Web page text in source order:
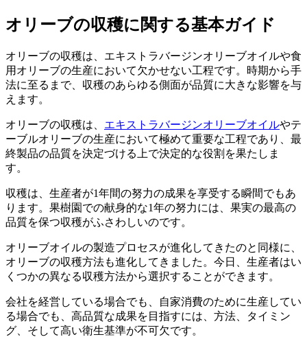
オリーブの収穫に関する基本ガイド
オリーブの収穫は、エキストラバージンオリーブオイルや食
用オリーブの生産において欠かせない工程です。時期から手
法に至るまで、収穫のあらゆる側面が品質に大きな影響を与
えます。
オリーブの収穫は、 エキストラバージンオリーブオイルやテ
ーブルオリーブの生産において極めて重要な工程であり、最
終製品の品質を決定づける上で決定的な役割を果たしま
す。
収穫は、生産者が1年間の努力の成果を享受する瞬間でもあ
ります。果樹園での献身的な1年の努力には、果実の最高の
品質を保つ収穫がふさわしいのです。
オリーブオイルの製造プロセスが進化してきたのと同様に、
オリーブの収穫方法も進化してきました。今日、生産者はい
くつかの異なる収穫方法から選択することができます。
会社を経営している場合でも、自家消費のために生産してい
る場合でも、高品質な成果を目指すには、方法、タイミン
グ、そして高い衛生基準が不可欠です。